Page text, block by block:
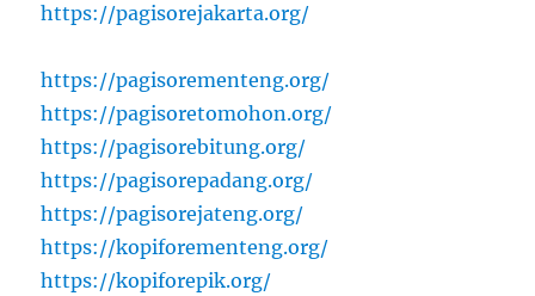
https://pagisorejakarta.org/
https://pagisorementeng.org/
https://pagisoretomohon.org/
https://pagisorebitung.org/
https://pagisorepadang.org/
https://pagisorejateng.org/
https://kopiforementeng.org/
https://kopiforepik.org/